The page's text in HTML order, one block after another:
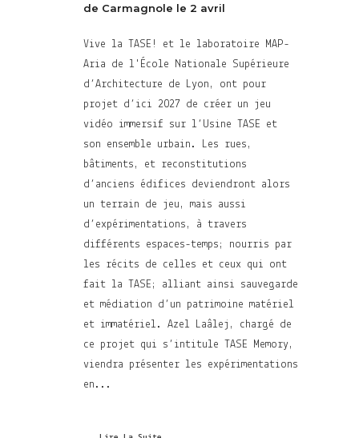
de Carmagnole le 2 avril
Vive la TASE! et le laboratoire MAP-
Aria de l'École Nationale Supérieure
d’Architecture de Lyon, ont pour
projet d’ici 2027 de créer un jeu
vidéo immersif sur l’Usine TASE et
son ensemble urbain. Les rues,
bâtiments, et reconstitutions
d’anciens édifices deviendront alors
un terrain de jeu, mais aussi
d’expérimentations, à travers
différents espaces-temps; nourris par
les récits de celles et ceux qui ont
fait la TASE; alliant ainsi sauvegarde
et médiation d’un patrimoine matériel
et immatériel. Azel Laâlej, chargé de
ce projet qui s’intitule TASE Memory,
viendra présenter les expérimentations
en...